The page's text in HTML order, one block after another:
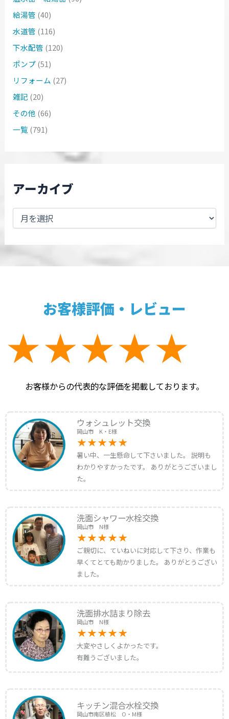
給湯管 (40)
水道管 (116)
下水配管 (120)
ポンプ(51)
リフォーム (27)
雑記 (20)
その他 (66)
一覧(791)
アーカイブ
お客様評価・レビュー
お客様からの代表的な評価を掲載しております。
ウォシュレット交換
岡山市 K・E様
暑い中、一生懸命して下さいました。 説明も
わかりやすかったです。 ありがとうございまし
た。
洗面シャワー水栓交換
岡山市 N様
ご親切に、ていねいに対応して下さり、作業も
早くてとても助かりました。 ありがとうござい
ました。
洗面排水詰まり除去
岡山市 N様
大変やさしくよかったです。
有難うございました。
キッチン混合水栓交換
岡山市南区植松 O・M様